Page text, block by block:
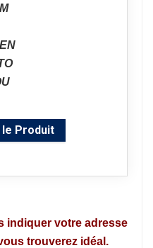
Produit
indiquer votre adresse
trouverez idéal.